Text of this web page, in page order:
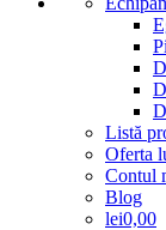
Listă
Oferta
Contul
Blog
lei0,00